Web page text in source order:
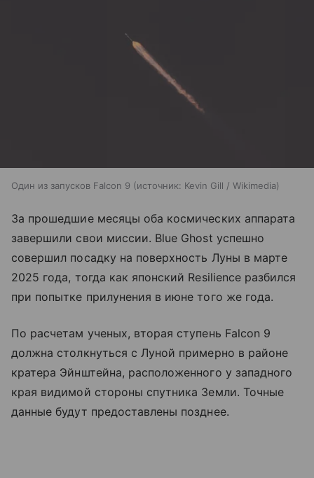
Один из запусков Falcon 9 источник: Kevin Gill / Wikimedia
За прошедшие месяцы оба космических аппарата
завершили свои миссии. Blue Ghost успешно
совершил посадку на поверхность Луны в марте
2025 года, тогда как японский Resilience разбился
при попытке прилунения в июне того же года.
По расчетам ученых, вторая ступень Falcon 9
должна столкнуться с Луной примерно в районе
кратера Эйнштейна, расположенного у западного
края видимой стороны спутника Земли. Точные
данные будут предоставлены позднее.